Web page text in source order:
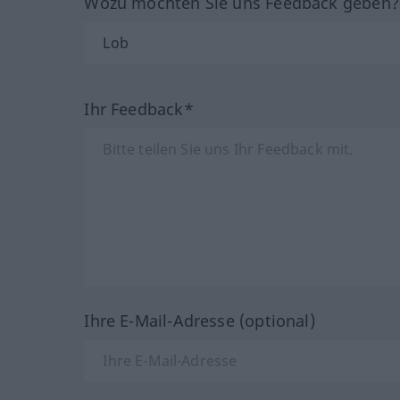
Ihr Feedback*
Ihre E-Mail-Adresse (optional)